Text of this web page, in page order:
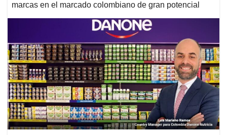
marcas en el marcado colombiano de gran potencial